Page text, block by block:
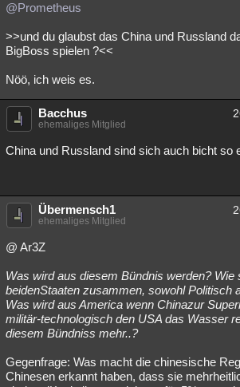
@Prometheus
>>und du glaubst das China und Russland
BigBoss spielen ?<<
Nöö, ich weis es.
Bacchus
ehemaliges Mitglied
China und Russland sind sich auch bicht so
Übermensch1
ehemaliges Mitglied
@ Ar3Z
Was wird aus diesem Bündnis werden? Wie
beidenStaaten zusammen, sowohl Politisch
Was wird aus America wenn Chinazur
militär-technologisch den USA das Wasser
diesem Bündniss mehr..?
Gegenfrage: Was macht die chinesische
Chinesen erkannt haben, dass sie